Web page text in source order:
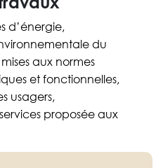
d’énergie,
du
aux normes
et fonctionnelles,
usagers,
proposée aux